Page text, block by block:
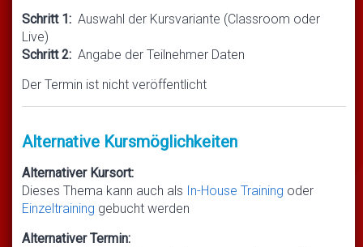
Schritt 1: Auswahl der Kursvariante (Classroom oder
Live)
Schritt 2: Angabe der Teilnehmer Daten
Der Termin ist nicht veröffentlicht
Alternative Kursmöglichkeiten
Alternativer Kursort:
Dieses Thema kann auch als In-House Training oder
Einzeltraining gebucht werden
Alternativer Termin: